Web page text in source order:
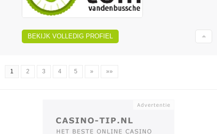
BEKIJK VOLLEDIG PROFIEL
1 2 3 4 5 » »»